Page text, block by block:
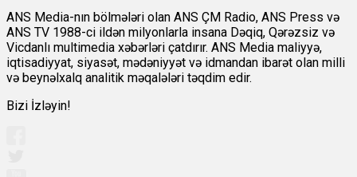
ANS Media-nın bölmələri olan ANS ÇM Radio, ANS Press və
ANS TV 1988-ci ildən milyonlarla insana Dəqiq, Qərəzsiz və
Vicdanlı multimedia xəbərləri çatdırır. ANS Media maliyyə,
iqtisadiyyat, siyasət, mədəniyyət və idmandan ibarət olan milli
və beynəlxalq analitik məqalələri təqdim edir.
Bizi İzləyin!